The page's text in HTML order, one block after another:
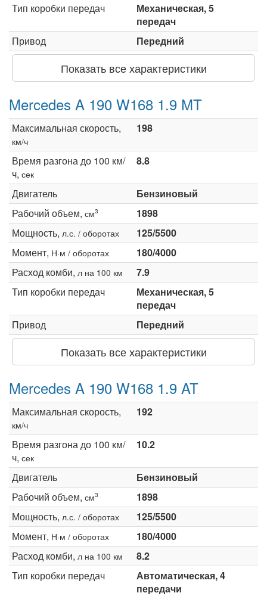
Тип коробки передач
Механическая, 5
передач
Привод
Передний
Показать все характеристики
Mercedes A 190 W168 1.9 MT
Максимальная скорость,
км/ч
198
Время разгона до 100 км/
ч, сек
8.8
Двигатель
Бензиновый
Рабочий объем, см3
1898
Мощность, л.с. / оборотах
125/5500
Момент, Н·м / оборотах
180/4000
Расход комби, л на 100 км
7.9
Тип коробки передач
Механическая, 5
передач
Привод
Передний
Показать все характеристики
Mercedes A 190 W168 1.9 AT
Максимальная скорость,
км/ч
192
Время разгона до 100 км/
ч, сек
10.2
Двигатель
Бензиновый
Рабочий объем, см3
1898
Мощность, л.с. / оборотах
125/5500
Момент, Н·м / оборотах
180/4000
Расход комби, л на 100 км
8.2
Тип коробки передач
Автоматическая, 4
передачи